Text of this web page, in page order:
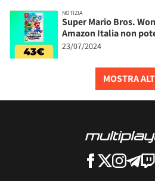
NOTIZIA
Super Mario Bros.
Amazon Italia non
23/07/2024
MOSTRA